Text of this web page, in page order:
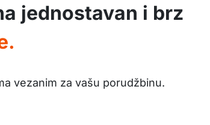
jednostavan i brz
vezanim za vašu porudžbinu.